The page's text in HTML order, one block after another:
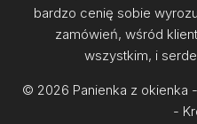
bardzo cenię sobie
zamówień, wśród
wszystkim, i
© 2026 Panienka z okienka
-